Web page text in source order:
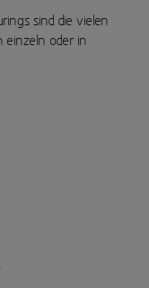
sind die vielen
einzeln oder in